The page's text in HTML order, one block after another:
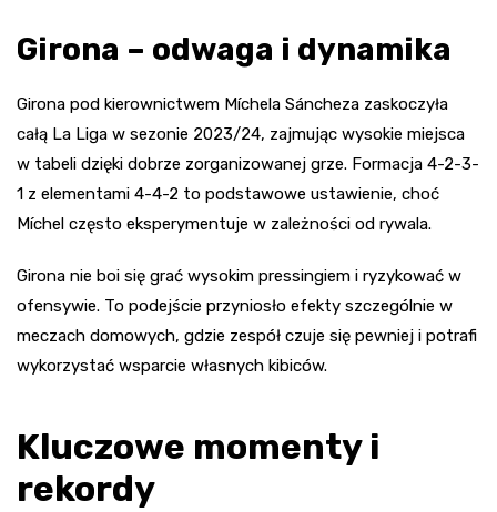
Girona – odwaga i dynamika
Girona pod kierownictwem Míchela Sáncheza zaskoczyła
całą La Liga w sezonie 2023/24, zajmując wysokie miejsca
w tabeli dzięki dobrze zorganizowanej grze. Formacja 4-2-3-
1 z elementami 4-4-2 to podstawowe ustawienie, choć
Míchel często eksperymentuje w zależności od rywala.
Girona nie boi się grać wysokim pressingiem i ryzykować w
ofensywie. To podejście przyniosło efekty szczególnie w
meczach domowych, gdzie zespół czuje się pewniej i potrafi
wykorzystać wsparcie własnych kibiców.
Kluczowe momenty i
rekordy